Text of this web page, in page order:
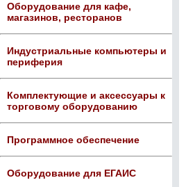
Оборудование для кафе,
магазинов, ресторанов
Индустриальные компьютеры и
периферия
Комплектующие и аксессуары к
торговому оборудованию
Программное обеспечение
Оборудование для ЕГАИС